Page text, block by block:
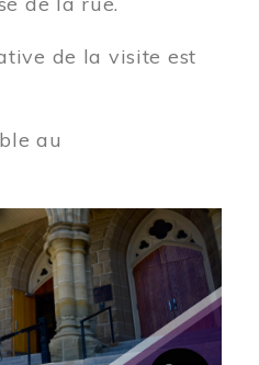
de la visite est
au